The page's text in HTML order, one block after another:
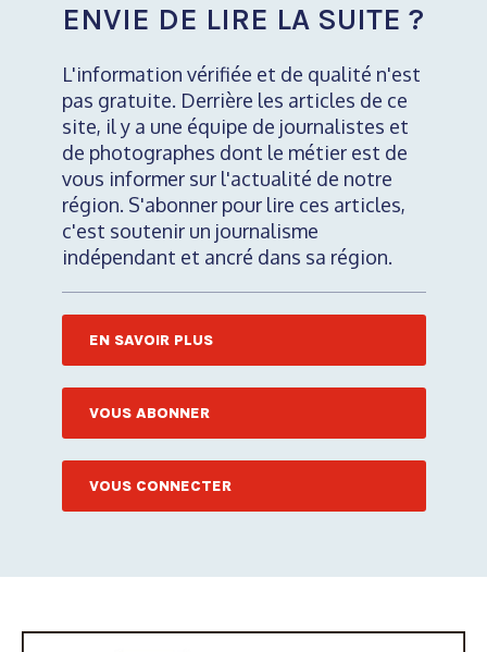
ENVIE DE LIRE LA SUITE ?
L'information vérifiée et de qualité n'est
pas gratuite. Derrière les articles de ce
site, il y a une équipe de journalistes et
de photographes dont le métier est de
vous informer sur l'actualité de notre
région. S'abonner pour lire ces articles,
c'est soutenir un journalisme
indépendant et ancré dans sa région.
EN SAVOIR PLUS
VOUS ABONNER
VOUS CONNECTER